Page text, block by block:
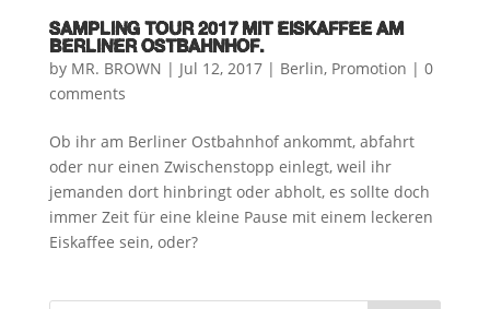
SAMPLING TOUR 2017 MIT EISKAFFEE AM
BERLINER OSTBAHNHOF.
by MR. BROWN | Jul 12, 2017| Berlin, Promotion | 0
comments
Ob ihr am Berliner Ostbahnhof ankommt, abfahrt
oder nur einen Zwischenstopp einlegt, weil ihr
jemanden dort hinbringt oder abholt, es sollte doch
immer Zeit für eine kleine Pause mit einem leckeren
Eiskaffee sein, oder?